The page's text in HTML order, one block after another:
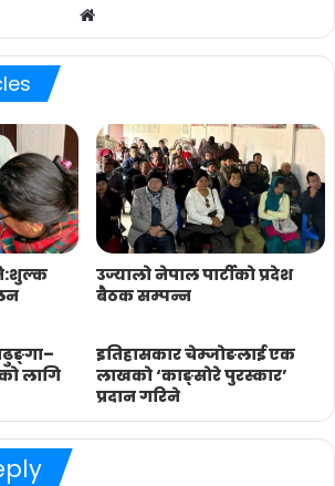
Website
उज्यालो नेपाल पार्टीकाे प्रदेश
बैठक सम्पन्न
लागि
इतिहासकार चेम्जोङलाई एक
लाखकाे ‘काङ्साेरे पुरस्कार’
प्रदान गरिने